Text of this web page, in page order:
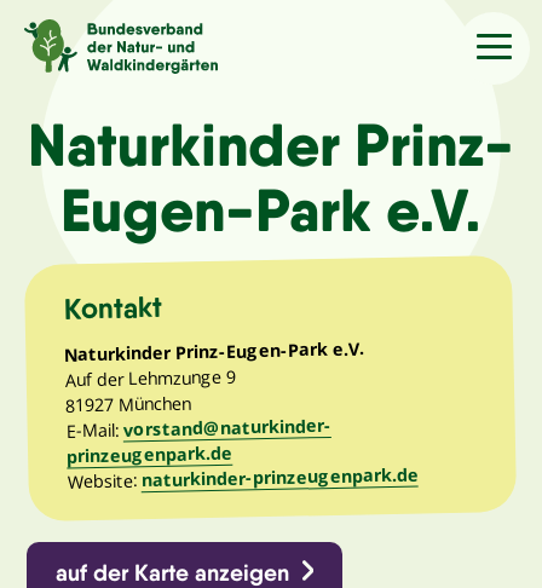
Sprache/Language
Aktuelles
Über uns
Kindergärten
Angebote
Kontakt
Naturkinder Prinz-
Eugen-Park e.V.
Kontakt
Naturkinder Prinz-Eugen-Park e.V.
Auf der Lehmzunge 9
81927 München
E-Mail:vorstand@naturkinder-
prinzeugenpark.de
Website:naturkinder-prinzeugenpark.de
auf der Karte anzeigen